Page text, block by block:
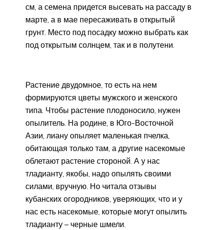
см, а семена придется высевать на рассаду в
марте, а в мае пересаживать в открытый
грунт. Место под посадку можно выбрать как
под открытым солнцем, так и в полутени.
Растение двудомное, то есть на нем
формируются цветы мужского и женского
типа. Чтобы растение плодоносило, нужен
опылитель. На родине, в Юго-Восточной
Азии, лиану опыляет маленькая пчелка,
обитающая только там, а другие насекомые
облетают растение стороной. А у нас
тладианту, якобы, надо опылять своими
силами, вручную. Но читала отзывы
кубанских огородников, уверяющих, что и у
нас есть насекомые, которые могут опылить
тладианту – черные шмели.